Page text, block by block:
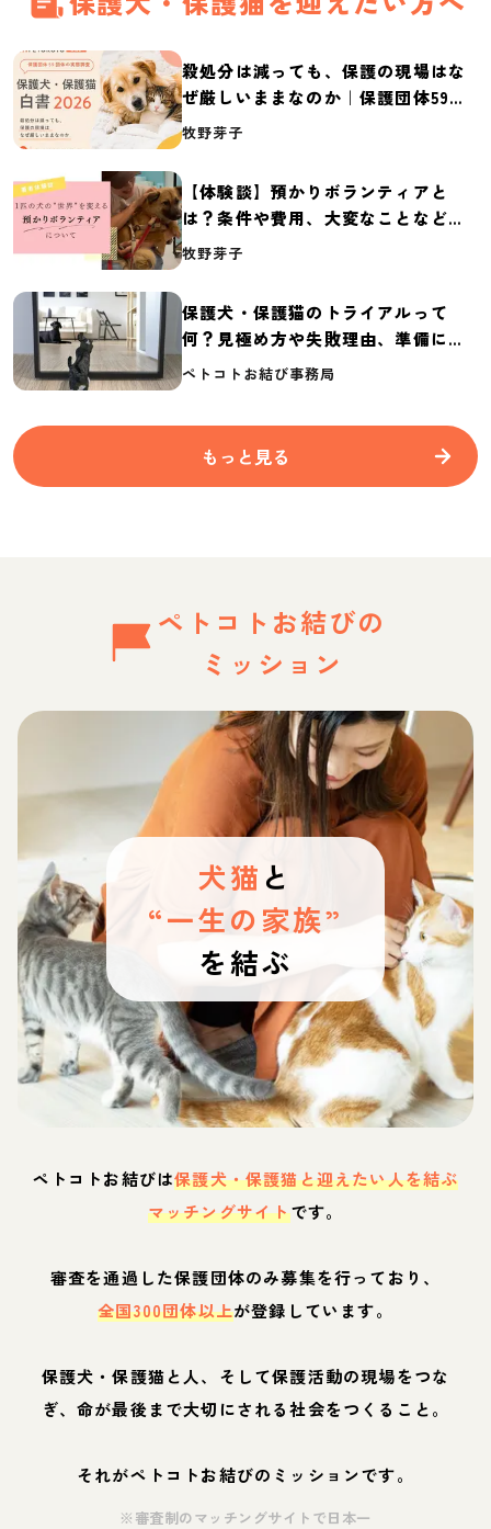
殺処分は減っても、保護の現場はな
ぜ厳しいままなのか｜保護団体59団
体の実態調査【保護犬・保護猫白書
牧野芽子
【体験談】預かりボランティアと
は？条件や費用、大変なことなど紹
介
牧野芽子
保護犬・保護猫のトライアルって
何？見極め方や失敗理由、準備に必
要なものを紹介
ペトコトお結び事務局
もっと見る
ペトコトお結びの
ミッション
犬猫 と
“一生の家族”
を結ぶ
ペトコトお結びは保護犬・保護猫と迎えたい人を結ぶ
マッチングサイトです。
審査を通過した保護団体のみ募集を行っており、
全国300団体以上が登録しています。
保護犬・保護猫と人、そして保護活動の現場をつな
ぎ、命が最後まで大切にされる社会をつくること。
それがペトコトお結びのミッションです。
※審査制のマッチングサイトで日本一